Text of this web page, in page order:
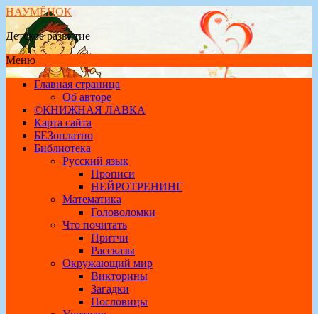
НАУМЁНОК
Детское развитие
Меню
Главная страница
Об авторе
©КНИЖНАЯ ЛАВКА
Карта сайта
БЕЗоплатно
Библиотека
Русский язык
Прописи
НЕЙРОТРЕНИНГ
Математика
Головоломки
Что почитать
Притчи
Рассказы
Окружающий мир
Викторины
Загадки
Пословицы